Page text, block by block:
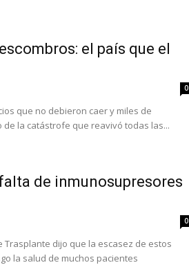
el país que el
0
que no debieron caer y miles de
de la catástrofe que reavivó todas las...
de inmunosupresores
0
Trasplante dijo que la escasez de estos
la salud de muchos pacientes